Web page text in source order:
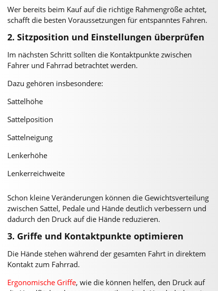
Wer bereits beim Kauf auf die richtige Rahmengröße achtet,
schafft die besten Voraussetzungen für entspanntes Fahren.
2. Sitzposition und Einstellungen überprüfen
Im nächsten Schritt sollten die Kontaktpunkte zwischen
Fahrer und Fahrrad betrachtet werden.
Dazu gehören insbesondere:
Sattelhöhe
Sattelposition
Sattelneigung
Lenkerhöhe
Lenkerreichweite
Schon kleine Veränderungen können die Gewichtsverteilung
zwischen Sattel, Pedale und Hände deutlich verbessern und
dadurch den Druck auf die Hände reduzieren.
3. Griffe und Kontaktpunkte optimieren
Die Hände stehen während der gesamten Fahrt in direktem
Kontakt zum Fahrrad.
Ergonomische Griffe, wie die können helfen, den Druck auf